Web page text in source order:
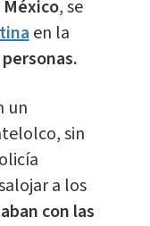
, se
en la
un
sin
a los
con las